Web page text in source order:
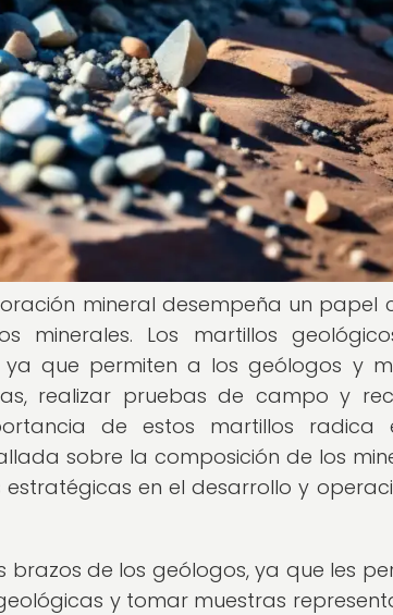
mineral desempeña un papel
minerales. Los martillos
que permiten a los geólogos y
realizar pruebas de campo y
de estos martillos radica
sobre la composición de los
en el desarrollo y
brazos de los geólogos, ya que les
y tomar muestras